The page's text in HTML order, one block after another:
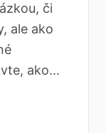
či
ale ako
ako...